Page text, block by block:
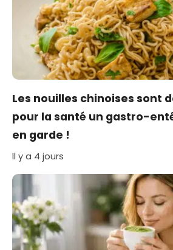
Les nouilles chinoises sont
pour la santé un gastro-
en garde !
Il y a 4 jours